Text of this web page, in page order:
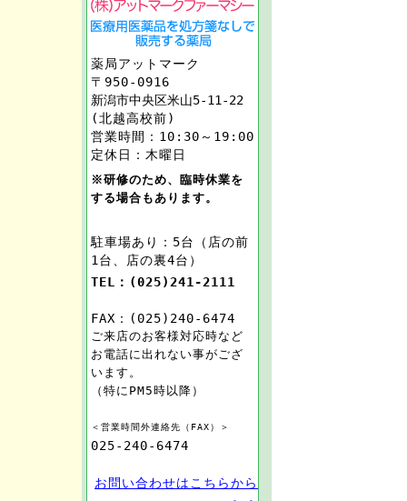
薬局アットマーク
〒950-0916
新潟市中央区米山5-11-22
(北越高校前)
営業時間：10:30～19:00
定休日：木曜日
※研修のため、臨時休業を
する場合もあります。
駐車場あり：5台（店の前
1台、店の裏4台）
TEL：(025)241-2111
FAX：(025)240-6474
ご来店のお客様対応時など
お電話に出れない事がござ
います。
（特にPM5時以降）
＜営業時間外連絡先（FAX）＞
025-240-6474
お問い合わせはこちらから